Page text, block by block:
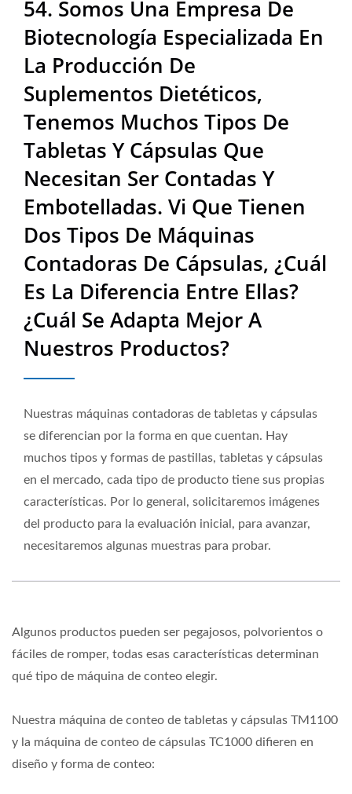
Dos Tipos De Máquinas
Contadoras De Cápsulas,
¿cuál Es La Diferencia Entre
Ellas? ¿Cuál Se Adapta Mejor
A Nuestros Productos? |
Fabricante De Equipos De
Envasado Industrial De Alta
Calidad Vendido En 50
Países | Neostarpack Co.,
Ltd.
54. Somos Una Empresa De
Biotecnología Especializada En
La Producción De
Suplementos Dietéticos,
Tenemos Muchos Tipos De
Tabletas Y Cápsulas Que
Necesitan Ser Contadas Y
Embotelladas. Vi Que Tienen
Dos Tipos De Máquinas
Contadoras De Cápsulas, ¿cuál
Es La Diferencia Entre Ellas?
¿Cuál Se Adapta Mejor A
Nuestros Productos?
Nuestras máquinas contadoras de tabletas y cápsulas
se diferencian por la forma en que cuentan. Hay
muchos tipos y formas de pastillas, tabletas y cápsulas
en el mercado, cada tipo de producto tiene sus propias
características. Por lo general, solicitaremos imágenes
del producto para la evaluación inicial, para avanzar,
necesitaremos algunas muestras para probar.
Algunos productos pueden ser pegajosos, polvorientos o
fáciles de romper, todas esas características determinan
qué tipo de máquina de conteo elegir.
Nuestra máquina de conteo de tabletas y cápsulas TM1100
y la máquina de conteo de cápsulas TC1000 difieren en
diseño y forma de conteo: